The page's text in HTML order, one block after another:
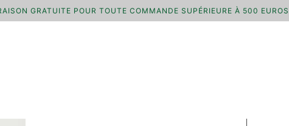
GRATUITE POUR TOUTE COMMANDE SUPÉRIEURE À 500 EUROS